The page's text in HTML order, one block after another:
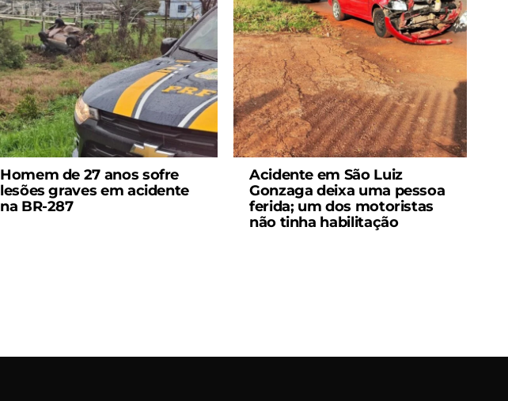
Homem de 27 anos sofre
lesões graves em acidente
na BR-287
Acidente em São Luiz
Gonzaga deixa uma pessoa
ferida; um dos motoristas
não tinha habilitação